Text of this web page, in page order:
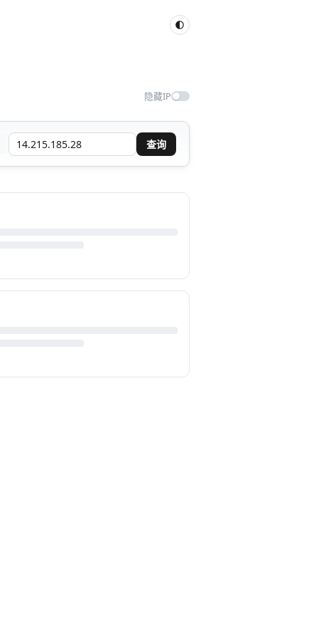
隐藏IP
查询